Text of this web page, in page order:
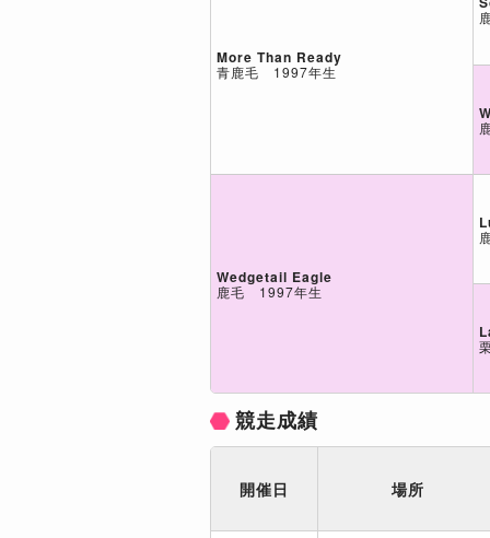
More Than Ready
青鹿毛 1997年生
Wedgetail Eagle
鹿毛 1997年生
競走成績
開催日 場所